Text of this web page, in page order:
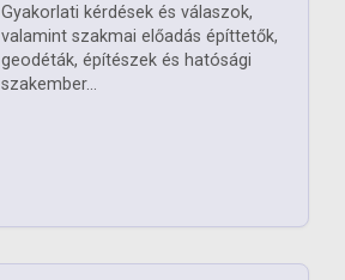
Gyakorlati kérdések és válaszok,
valamint szakmai előadás építtetők,
geodéták, építészek és hatósági
szakember...